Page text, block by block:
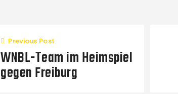
Previous Post
WNBL-Team im Heimspiel
gegen Freiburg